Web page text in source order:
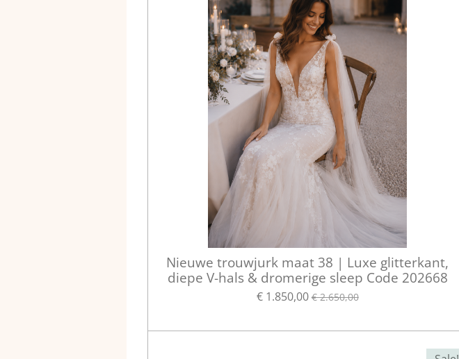
Nieuwe trouwjurk maat 38 | Luxe glitterkant,
diepe V-hals & dromerige sleep Code 202668
€ 1.850,00 € 2.650,00